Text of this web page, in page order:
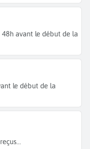
avant le début de la
le début de la